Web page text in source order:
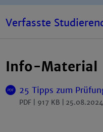
Verfasste
Info-Material
25 Tipps zum
PDF 917 KB 25.08.2024